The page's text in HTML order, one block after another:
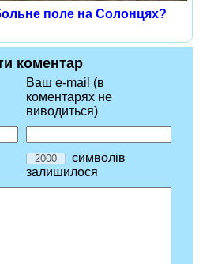
поле на Солонцях?
коментар
Ваш e-mail (в
коментарях не
виводиться)
символів
залишилося